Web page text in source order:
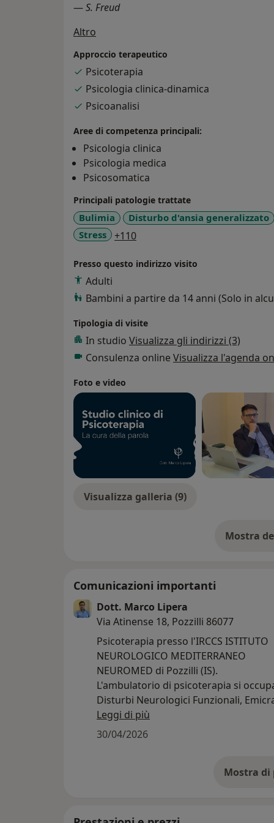
—S. Freud
Altro
Approccio terapeutico
Psicoterapia
Psicologia clinica-dinamica
Psicoanalisi
Aree di competenza principali:
Psicologia clinica
Psicologia medica
Psicosomatica
Principali patologie trattate
Bulimia Disturbo d'ansia generalizzato
Stress
+110a11y_sr_more_diseases
Presso questo indirizzo visito
Adulti
Bambini a partire da 14 anni (Solo in
Tipologia di visite
In studio Visualizza gli indirizzi (3)
Consulenza online Visualizza l'agenda
Foto e video
Visualizza galleria (9)
Mostra
Comunicazioni importanti
Dott. Marco Lipera
Via Atinense 18, Pozzilli 86077
Psicoterapia presso l'IRCCS ISTITUTO
NEUROLOGICO MEDITERRANEO
NEUROMED di Pozzilli (IS).
L'ambulatorio di psicoterapia si
Disturbi Neurologici Funzionali,
Cefalee, disturbi dell'umore, ansia,
Leggi di più
30/04/2026